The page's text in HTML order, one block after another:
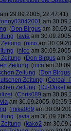
am 29.09.2005, 22:47:41)
am
(Don Birgus am
(avia am
(nico am
(nico am
(Don Birgus am
Zeitung (nico am
Zeitung (Don Birgus
Zeitung (
Zeitung (DJ-Onkel
(Chris089 am
am 30.09.2005,
(mike089 am
(avia am
(kako2 am